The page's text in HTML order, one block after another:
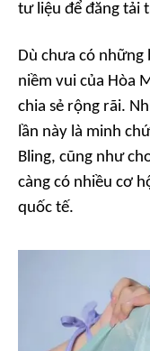
tư liệu để đăng tải
Dù chưa có những
niềm vui của Hòa
chia sẻ rộng rãi.
lần này là minh
Bling, cũng như
càng có nhiều cơ
quốc tế.